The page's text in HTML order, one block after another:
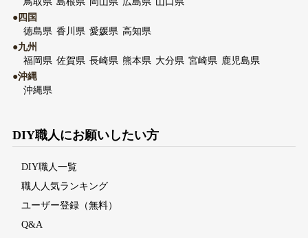
●四国
徳島県 香川県 愛媛県 高知県
●九州
福岡県 佐賀県 長崎県 熊本県 大分県 宮崎県 鹿児島県
●沖縄
沖縄県
DIY職人にお願いしたい方
DIY職人一覧
職人人気ランキング
ユーザー登録（無料）
Q&A